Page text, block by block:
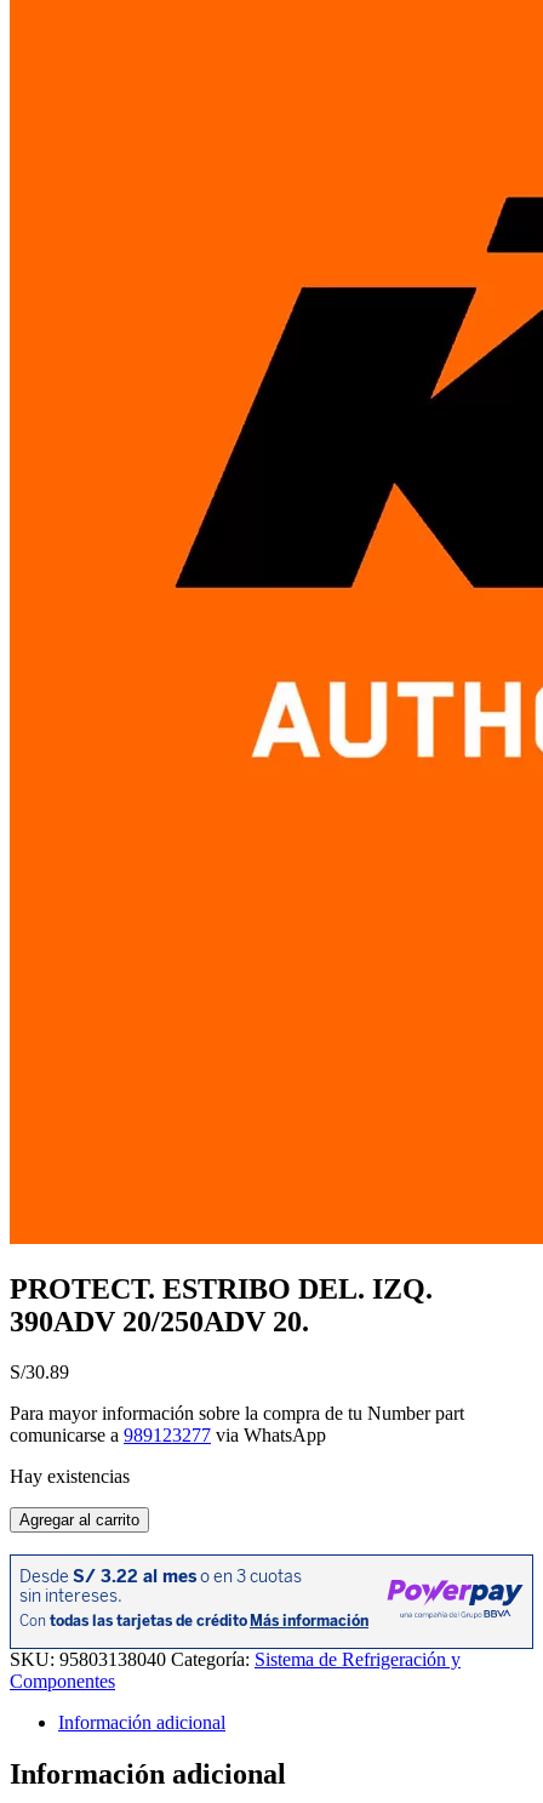
PROTECT. ESTRIBO DEL. IZQ.
390ADV 20/250ADV 20.
S/30.89
Para mayor información sobre la compra de tu Number part
comunicarse a 989123277 via WhatsApp
Hay existencias
PROTECT.
ESTRIBO
DEL.
IZQ.
390ADV
20/250ADV
20.
cantidad
Agregar al carrito
SKU: 95803138040 Categoría: Sistema de Refrigeración y
Componentes
Información adicional
Información adicional